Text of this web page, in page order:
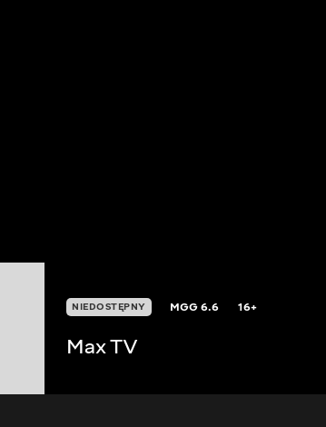
NIEDOSTĘPNY MGG6.6 16+
Max TV